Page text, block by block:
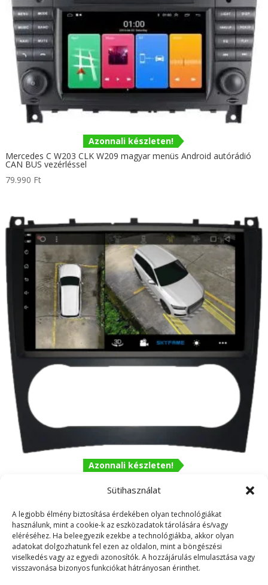
Sütihasználat
A legjobb élmény biztosítása érdekében olyan technológiákat
használunk, mint a cookie-k az eszközadatok tárolására és/vagy
eléréséhez. Ha beleegyezik ezekbe a technológiákba, akkor olyan
adatokat dolgozhatunk fel ezen az oldalon, mint a böngészési
viselkedés vagy az egyedi azonosítók. A hozzájárulás elmulasztása vagy
visszavonása bizonyos funkciókat hátrányosan érinthet.
Azonnali készleten!
Mercedes C W203 CLK W209 magyar menüs Android autórádió
CAN BUS vezérléssel
79.990 Ft
Azonnali készleten!
magyar Android rendszerrel CAN adapter kormányvezérlés Wifi
62.990Ft
ÁSZF
Adatvédelmi irányelvek